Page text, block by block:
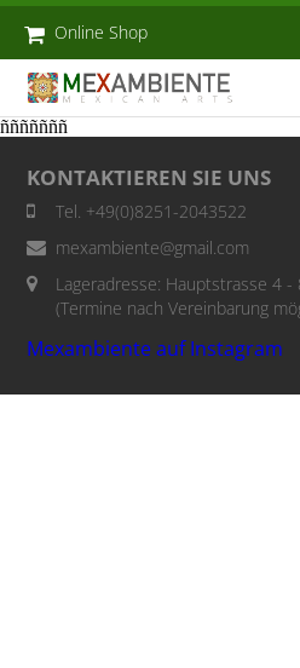
Online Shop
ñññññññ
KONTAKTIEREN SIE UNS
Tel. +49(0)8251-2043522
mexambiente@gmail.com
Lageradresse: Hauptstrasse 4
(Termine nach Vereinbarung
Mexambiente auf Instagram